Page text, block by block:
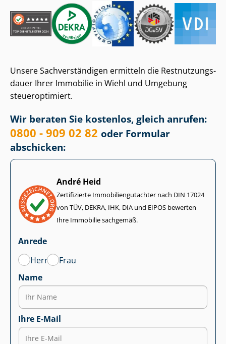
Unsere Sach­ver­stän­di­gen ermitteln die Rest­nut­zungs­
dau­er Ihrer Immobilie in Wiehl und Umgebung
steueroptimiert.
Wir beraten Sie kostenlos, gleich anrufen:
0800 - 909 02 82 oder Formular
abschicken:
André Heid
Zertifizierte Im­mo­bi­li­en­gut­ach­ter nach DIN 17024
von TÜV, DEKRA, IHK, DIA und EIPOS bewerten
Ihre Immobilie sachgemäß.
Anrede
Herr
Frau
Name
Ihre E-Mail